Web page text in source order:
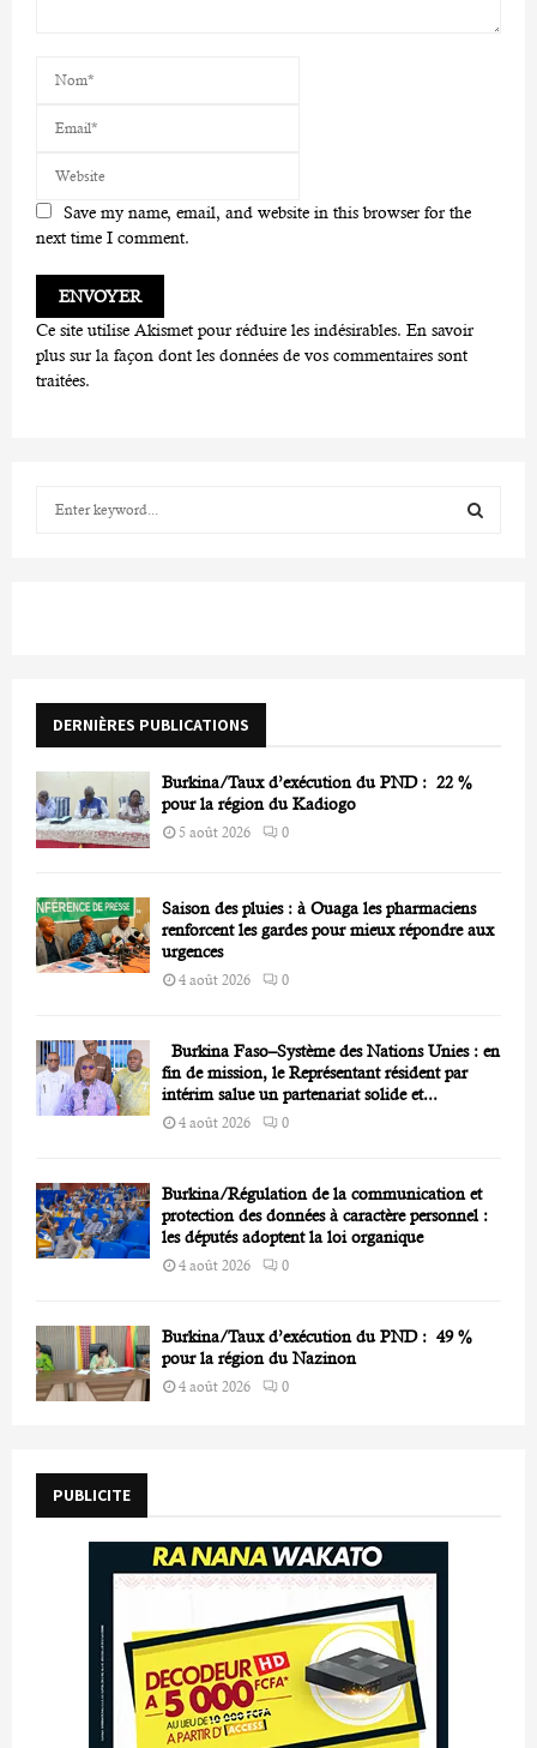
Save my name, email, and website in this browser for the
next time I comment.
Ce site utilise Akismet pour réduire les indésirables. En savoir
plus sur la façon dont les données de vos commentaires sont
traitées.
r
DERNIÈRES PUBLICATIONS
Burkina/Taux d’exécution du PND : 22 %
pour la région du Kadiogo
5 août 2026 0
Saison des pluies : à Ouaga les pharmaciens
renforcent les gardes pour mieux répondre aux
urgences
4 août 2026 0
Burkina Faso–Système des Nations Unies : en
fin de mission, le Représentant résident par
intérim salue un partenariat solide et...
4 août 2026 0
Burkina/Régulation de la communication et
protection des données à caractère personnel :
les députés adoptent la loi organique
4 août 2026 0
Burkina/Taux d’exécution du PND : 49 %
pour la région du Nazinon
4 août 2026 0
PUBLICITE